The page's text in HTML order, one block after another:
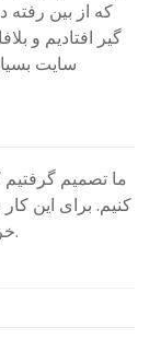
که از بین
گیر افتادیم و
سایت
ما تصمیم گرفتیم
کنیم. برای این
Minipress خریداری کردیم. تیم عالی. ممنون.